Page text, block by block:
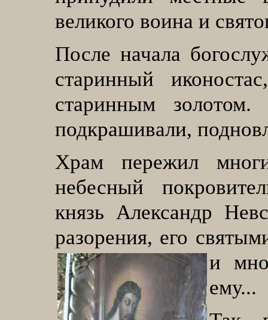
великого воина и
После начала
старинный
старинным
подкрашивали,
Храм пережил
небесный
князь Александр
разорения, его
и
ему...